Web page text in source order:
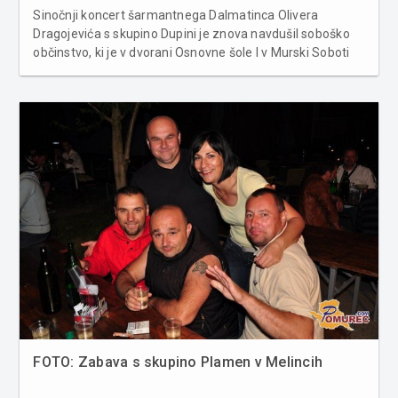
Sinočnji koncert šarmantnega Dalmatinca Olivera
Dragojevića s skupino Dupini je znova navdušil soboško
občinstvo, ki je v dvorani Osnovne šole I v Murski Soboti
FOTO: Zabava s skupino Plamen v Melincih